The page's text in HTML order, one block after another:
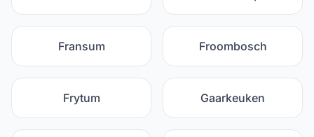
Fransum Froombosch
Frytum Gaarkeuken